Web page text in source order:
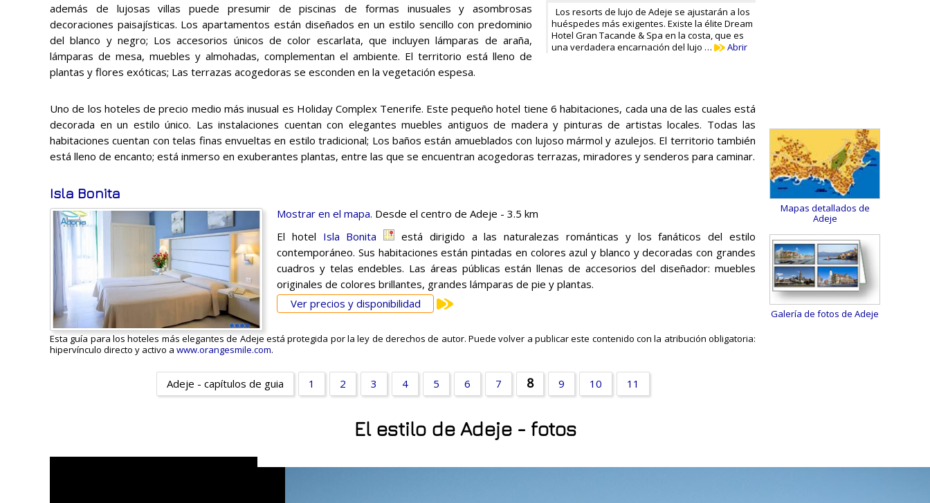
Los resorts de lujo de Adeje se ajustarán a los
huéspedes más exigentes. Existe la élite Dream
Hotel Gran Tacande & Spa en la costa, que es
una verdadera encarnación del lujo …
Abrir
además de lujosas villas puede presumir de piscinas de formas inusuales y asombrosas
decoraciones paisajísticas. Los apartamentos están diseñados en un estilo sencillo con predominio
del blanco y negro; Los accesorios únicos de color escarlata, que incluyen lámparas de araña,
lámparas de mesa, muebles y almohadas, complementan el ambiente. El territorio está lleno de
plantas y flores exóticas; Las terrazas acogedoras se esconden en la vegetación espesa.
Uno de los hoteles de precio medio más inusual es Holiday Complex Tenerife. Este pequeño hotel tiene 6 habitaciones, cada una de las cuales está
decorada en un estilo único. Las instalaciones cuentan con elegantes muebles antiguos de madera y pinturas de artistas locales. Todas las
habitaciones cuentan con telas finas envueltas en estilo tradicional; Los baños están amueblados con lujoso mármol y azulejos. El territorio también
está lleno de encanto; está inmerso en exuberantes plantas, entre las que se encuentran acogedoras terrazas, miradores y senderos para caminar.
Isla Bonita
Mostrar en el mapa. Desde el centro de Adeje - 3.5 km
El hotel Isla Bonita
está dirigido a las naturalezas románticas y los fanáticos del estilo
contemporáneo. Sus habitaciones están pintadas en colores azul y blanco y decoradas con grandes
cuadros y telas endebles. Las áreas públicas están llenas de accesorios del diseñador: muebles
originales de colores brillantes, grandes lámparas de pie y plantas.
Ver precios y disponibilidad
Esta guía para los hoteles más elegantes de Adeje está protegida por la ley de derechos de autor. Puede volver a publicar este contenido con la atribución obligatoria:
hipervínculo directo y activo a www.orangesmile.com.
Adeje - capítulos de guia 1 2 3 4 5 6 7 8 9 10 11
Mapas detallados de
Adeje
Galería de fotos de Adeje
El estilo de Adeje - fotos